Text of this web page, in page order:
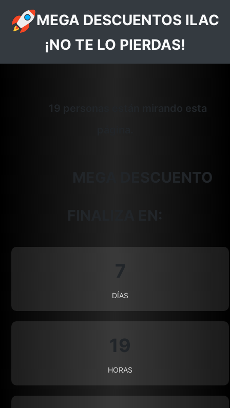
MEGA DESCUENTOS ILAC
¡NO TE LO PIERDAS!
19 personas están mirando esta
MEGA DESCUENTO
7
DÍAS
19
HORAS